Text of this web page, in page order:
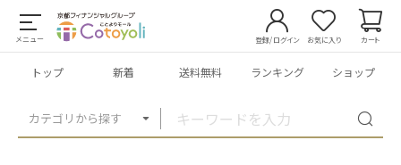
メニュー
カテゴリから探す
登録/ログイン お気に入り カート
トップ 新着 送料無料 ランキング ショップ